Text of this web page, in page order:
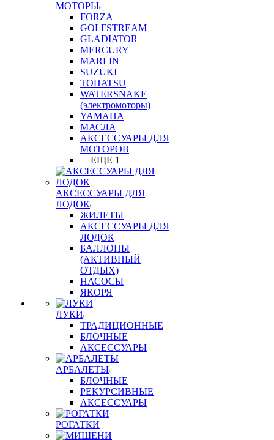
МОТОРЫ
FORZA
GOLFSTREAM
GLADIATOR
MERCURY
MARLIN
SUZUKI
TOHATSU
WATERSNAKE
(электромоторы)
YAMAHA
МАСЛА
АКСЕССУАРЫ ДЛЯ
МОТОРОВ
+ ЕЩЕ 1
АКСЕССУАРЫ ДЛЯ
ЛОДОК
ЖИЛЕТЫ
АКСЕССУАРЫ ДЛЯ
ЛОДОК
БАЛЛОНЫ
(АКТИВНЫЙ
ОТДЫХ)
НАСОСЫ
ЯКОРЯ
ЛУКИ
ТРАДИЦИОННЫЕ
БЛОЧНЫЕ
АКСЕССУАРЫ
АРБАЛЕТЫ
БЛОЧНЫЕ
РЕКУРСИВНЫЕ
АКСЕССУАРЫ
РОГАТКИ